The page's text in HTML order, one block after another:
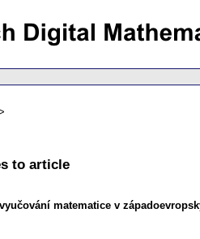
to article
matematice v